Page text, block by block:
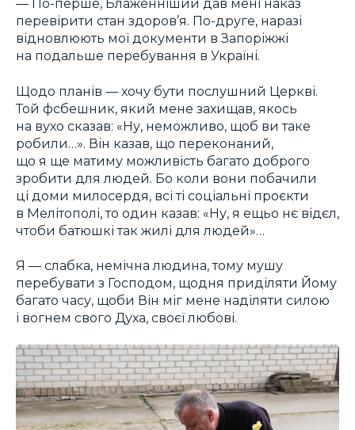
— По-перше, Блаженніший дав мені наказ
перевірити стан здоров’я. По-друге, наразі
відновлюють мої документи в Запоріжжі
на подальше перебування в Україні.
Щодо планів — хочу бути послушний Церкві.
Той фсбешник, який мене захищав, якось
на вухо сказав: «Ну, неможливо, щоб ви таке
робили…». Він казав, що переконаний,
що я ще матиму можливість багато доброго
зробити для людей. Бо коли вони побачили
ці доми милосердя, всі ті соціальні проєкти
в Мелітополі, то один казав: «Ну, я ещьо нє відєл,
чтоби батюшкі так жилі для людей»…
Я — слабка, немічна людина, тому мушу
перебувати з Господом, щодня приділяти Йому
багато часу, щоби Він міг мене наділяти силою
і вогнем свого Духа, своєї любові.